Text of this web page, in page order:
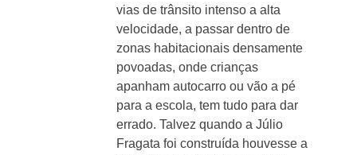
vias de trânsito intenso a alta
velocidade, a passar dentro de
zonas habitacionais densamente
povoadas, onde crianças
apanham autocarro ou vão a pé
para a escola, tem tudo para dar
errado. Talvez quando a Júlio
Fragata foi construída houvesse a